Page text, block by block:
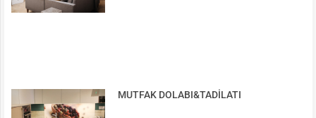
MUTFAK DOLABI&TADİLATI